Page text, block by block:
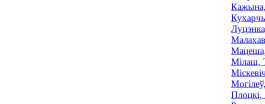
Кажына,
Мацеша,
Мілаш,
Плоцкі,